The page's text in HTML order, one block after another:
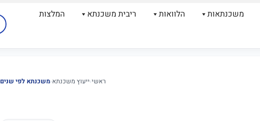
משכנתאות הלוואות ריבית משכנתא
המלצות
ראשי‹ייעוץ משכנתא‹משכנתא לפי שנים